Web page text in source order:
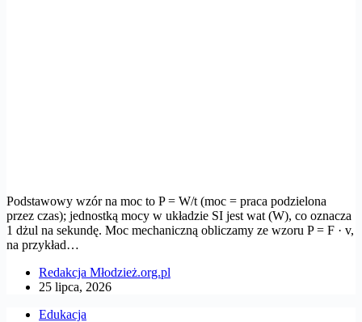
Podstawowy wzór na moc to P = W/t (moc = praca podzielona
przez czas); jednostką mocy w układzie SI jest wat (W), co oznacza
1 dżul na sekundę. Moc mechaniczną obliczamy ze wzoru P = F · v,
na przykład…
Redakcja Młodzież.org.pl
25 lipca, 2026
Edukacja